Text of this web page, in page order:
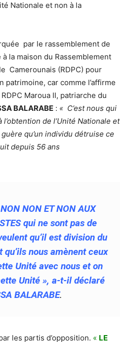
Nationale et non à la
par le rassemblement de
la maison du Rassemblement
Camerounais (RDPC) pour
patrimoine, car comme l’affirme
Maroua II, patriarche du
BALARABE : « C’est nous qui
l’obtention de l’Unité Nationale et
qu’un individu détruise ce
depuis 56 ans
NON ET NON AUX
qui ne sont pas de
qu’il est division du
nous amènent ceux
Unité avec nous et on
Unité », a-t-il déclaré
BALARABE.
les partis d’opposition. « LE